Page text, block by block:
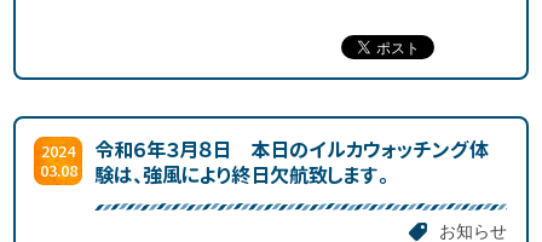
2024
03.08
令和６年３月８日 本日のイルカウォッチング体
験は、強風により終日欠航致します。
お知らせ